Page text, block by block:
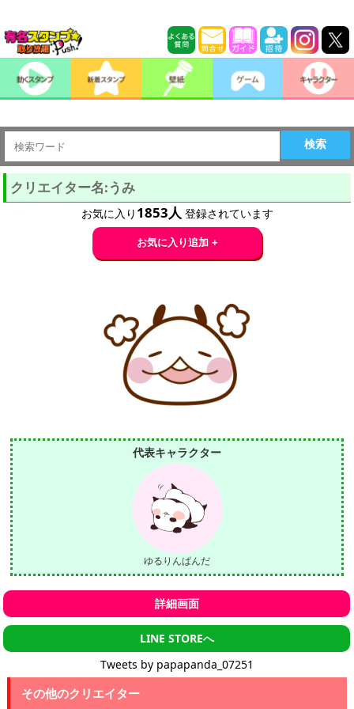
検索
クリエイター名:うみ
お気に入り 1853人 登録されています
お気に入り追加 +
代表キャラクター
ゆるりんぱんだ
詳細画面
LINE STOREへ
Tweets by papapanda_07251
その他のクリエイター